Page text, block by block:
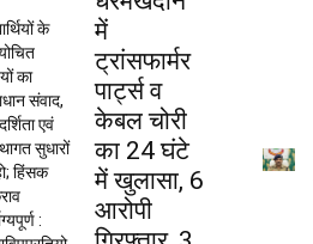
के
का
संवाद,
एवं
सुधारों
हिंसक
:
में
ट्रांसफार्मर
पार्ट्स व
केबल चोरी
का 24 घंटे
में खुलासा, 6
आरोपी